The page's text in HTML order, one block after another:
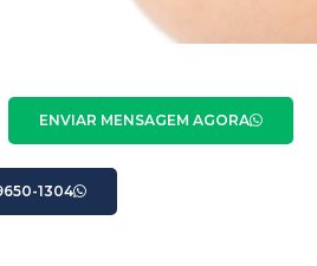
ENVIAR MENSAGEM AGORA
1304